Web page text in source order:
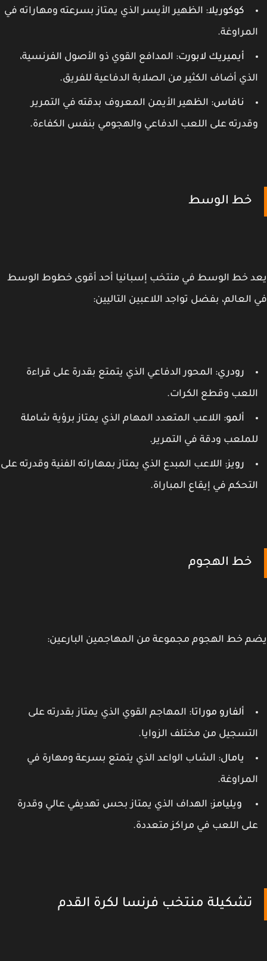
كوكوريلا: الظهير الأيسر الذي يمتاز بسرعته ومهاراته في
أيميريك لابورت: المدافع القوي ذو الأصول الفرنسية،
أضاف الكثير من الصلابة الدفاعية للفريق.
نافاس: الظهير الأيمن المعروف بدقته في التمرير
على اللعب الدفاعي والهجومي بنفس الكفاءة.
خط الوسط
خط الوسط في منتخب إسبانيا أحد أقوى خطوط الوسط
بفضل تواجد اللاعبين التاليين:
رودري: المحور الدفاعي الذي يتمتع بقدرة على قراءة
وقطع الكرات.
ألمو: اللاعب المتعدد المهام الذي يمتاز برؤية شاملة
ودقة في التمرير.
رويز: اللاعب المبدع الذي يمتاز بمهاراته الفنية وقدرته على
في إيقاع المباراة.
خط الهجوم
خط الهجوم مجموعة من المهاجمين البارعين:
ألفارو موراتا: المهاجم القوي الذي يمتاز بقدرته على
من مختلف الزوايا.
يامال: الشاب الواعد الذي يتمتع بسرعة ومهارة في
ويليامز: الهداف الذي يمتاز بحس تهديفي عالي وقدرة
اللعب في مراكز متعددة.
تشكيلة منتخب فرنسا لكرة القدم